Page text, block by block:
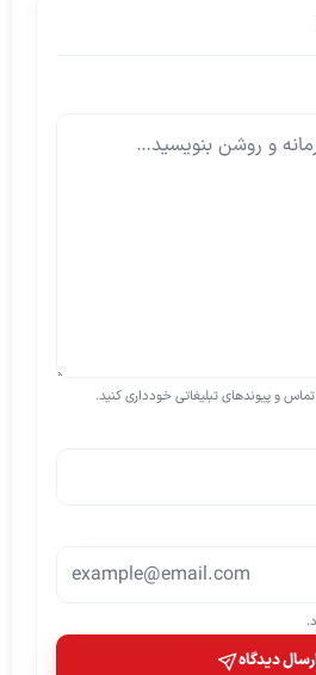
و پیوندهای تبلیغاتی خودداری کنید.
دیدگاه